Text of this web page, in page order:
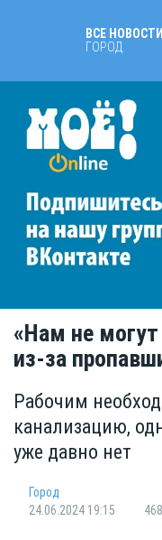
ВСЕ НОВОСТИ
ГОРОД
«Нам не
из-за
Рабочим
канализацию,
уже давно нет
Город
24.06.2024 19:15